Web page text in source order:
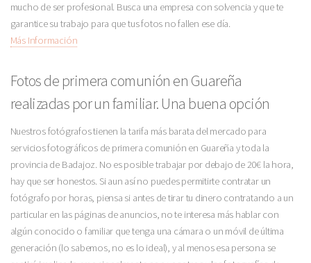
mucho de ser profesional. Busca una empresa con solvencia y que te
garantice su trabajo para que tus fotos no fallen ese día.
Más Información
Fotos de primera comunión en Guareña
realizadas por un familiar. Una buena opción
Nuestros fotógrafos tienen la tarifa más barata del mercado para
servicios fotográficos de primera comunión en Guareña y toda la
provincia de Badajoz. No es posible trabajar por debajo de 20€ la hora,
hay que ser honestos. Si aun así no puedes permitirte contratar un
fotógrafo por horas, piensa si antes de tirar tu dinero contratando a un
particular en las páginas de anuncios, no te interesa más hablar con
algún conocido o familiar que tenga una cámara o un móvil de última
generación (lo sabemos, no es lo ideal), y al menos esa persona se